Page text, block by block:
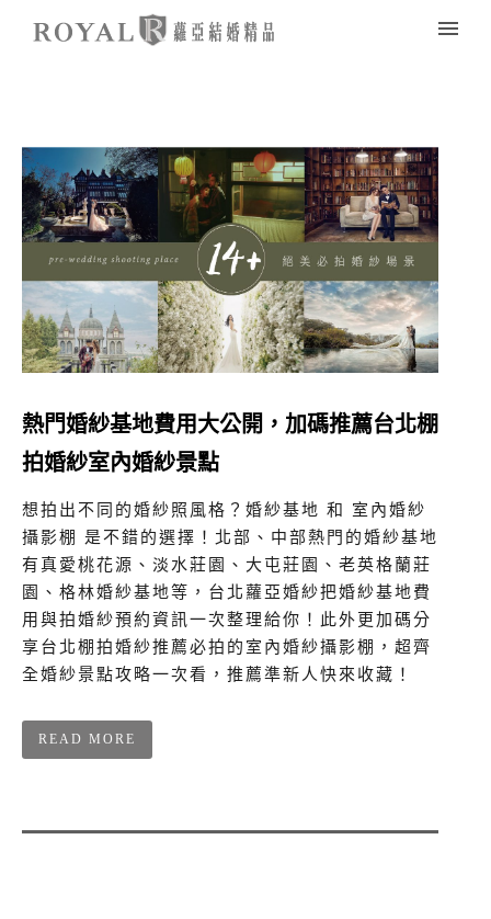
熱門婚紗基地費用大公開，加碼推薦台北棚
拍婚紗室內婚紗景點
想拍出不同的婚紗照風格？婚紗基地 和 室內婚紗
攝影棚 是不錯的選擇！北部、中部熱門的婚紗基地
有真愛桃花源、淡水莊園、大屯莊園、老英格蘭莊
園、格林婚紗基地等，台北蘿亞婚紗把婚紗基地費
用與拍婚紗預約資訊一次整理給你！此外更加碼分
享台北棚拍婚紗推薦必拍的室內婚紗攝影棚，超齊
全婚紗景點攻略一次看，推薦準新人快來收藏！
READ MORE